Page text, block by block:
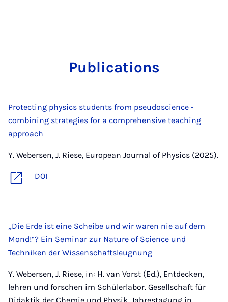
Pub­lic­a­tions
Protecting physics students from pseudoscience -
combining strategies for a comprehensive teaching
approach
Y. Webersen, J. Riese, European Journal of Physics (2025).
DOI
„Die Erde ist eine Scheibe und wir waren nie auf dem
Mond!“? Ein Seminar zur Nature of Science und
Techniken der Wissenschaftsleugnung
Y. Webersen, J. Riese, in: H. van Vorst (Ed.), Entdecken,
lehren und forschen im Schülerlabor. Gesellschaft für